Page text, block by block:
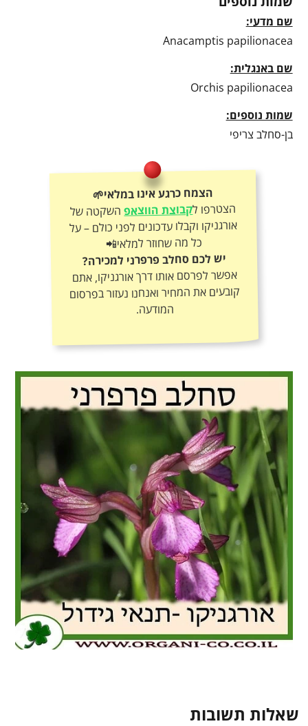
שם מדעי:
Anacamptis papilionacea
שם באנגלית:
Orchis papilionacea
שמות נוספים:
בן-סחלב צריפי
הצמח כרגע אינו במלאי🌱
הצטרפו לקבוצת הווצאפהשקטה של
אורגניקו וקבלו עדכונים לפני כולם – על
כל מה שחוזר למלאי📲
יש לכם סחלב פרפרני למכירה?
אפשר לפרסם אותו דרך אורגניקו, אתם
קובעים את המחיר ואנחנו נעזור בפרסום
המודעה.
שאלות תשובות